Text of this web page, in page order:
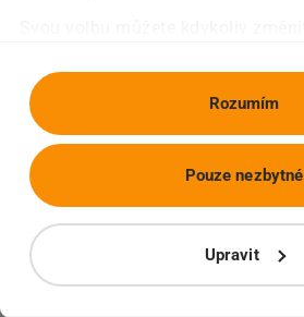
Rozumím
Upravit
Pouze nezbytné